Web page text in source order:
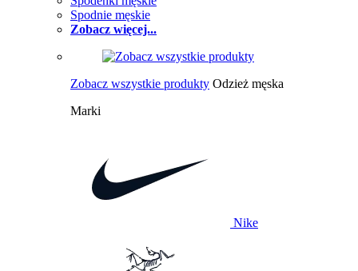
Spodnie męskie
Zobacz więcej...
Zobacz wszystkie produkty Odzież męska
Marki
Nike